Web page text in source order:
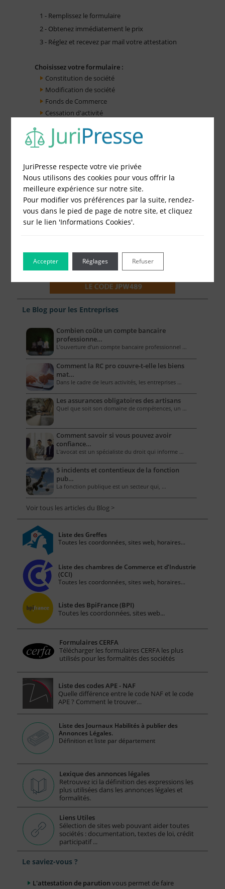
1 - Remplissez le formulaire
2 - Obtenez immédiatement le prix
3 - Réglez et recevez par mail votre attestation
Choisissez votre formulaire :
Constitution de société
Modification de société
Fonds de Commerce
Cessation d'activité
Le Blog pour les Entreprises
Combien coûte un compte bancaire
professionne…
L’ouverture d’un compte bancaire professionnel …
Comment la RC pro couvre-t-elle les biens
mat…
Dans le cadre de leurs activités, les entreprises …
Les assurances obligatoires des artisans
Quel que soit son domaine de compétences, un …
Comment savoir si vous pouvez avoir
confiance…
L'avocat est un spécialiste du droit qui informe …
5 incidents et contentieux de la fonction
pub…
La fonction publique est un secteur qui, …
Voir tous les articles du Blog >
Liste des Greffes
Toutes les coordonnées, sites web, horaires...
Liste des chambres de Commerce et d'Industrie
(CCI)
Toutes les coordonnées, sites web, horaires...
Liste des BpiFrance (BPI)
Toutes les coordonnées, sites web...
Formulaires CERFA
Télécharger les formulaires CERFA les plus
utilisés pour les formalités des sociétés
Liste des codes APE - NAF
Quelle différence entre le code NAF et le code
APE ? Comment le trouver…
Liste des Journaux Habilités à publier des
Annonces Légales.
Définition et liste par département
Lexique des annonces légales
Retrouvez ici la définition des expressions les
plus utilisées dans les annonces légales et
formalités.
Liens Utiles
Sélection de sites web pouvant aider toutes
sociétés : documentation, textes de loi, crédit
participatif ...
Le saviez-vous ?
L'attestation de parution vous permet de faire
JuriPresse respecte votre vie privée
Nous utilisons des cookies pour vous offrir la
meilleure expérience sur notre site.
Pour modifier vos préférences par la suite, rendez-
vous dans le pied de page de notre site, et cliquez
sur le lien 'Informations Cookies'.
Accepter Refuser
Réglages